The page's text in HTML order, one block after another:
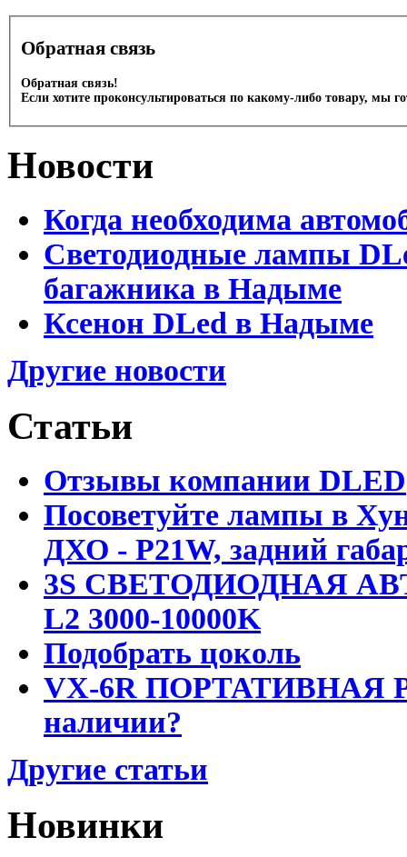
Обратная связь
Обратная связь!
Если хотите проконсультироваться по какому-либо товару, мы
Новости
Когда необходима
Светодиодные лампы
багажника в Надыме
Ксенон DLed в Надыме
Другие новости
Статьи
Отзывы компании DLED
Посоветуйте лампы в
ДХО - P21W, задний
3S СВЕТОДИОДНАЯ
L2 3000-10000K
Подобрать цоколь
VX-6R ПОРТАТИВНАЯ
наличии?
Другие статьи
Новинки